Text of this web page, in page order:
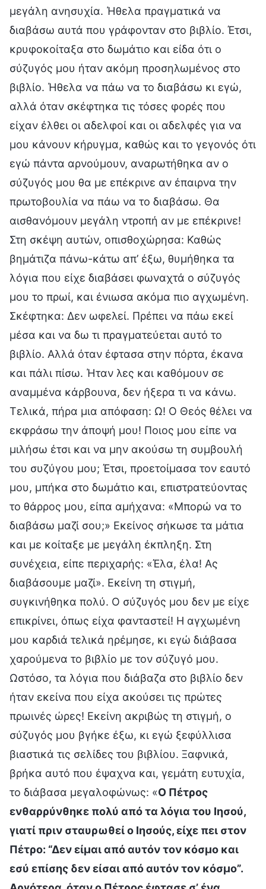
μεγάλη ανησυχία. Ήθελα πραγματικά να
διαβάσω αυτά που γράφονταν στο βιβλίο. Έτσι,
κρυφοκοίταξα στο δωμάτιο και είδα ότι ο
σύζυγός μου ήταν ακόμη προσηλωμένος στο
βιβλίο. Ήθελα να πάω να το διαβάσω κι εγώ,
αλλά όταν σκέφτηκα τις τόσες φορές που
είχαν έλθει οι αδελφοί και οι αδελφές για να
μου κάνουν κήρυγμα, καθώς και το γεγονός ότι
εγώ πάντα αρνούμουν, αναρωτήθηκα αν ο
σύζυγός μου θα με επέκρινε αν έπαιρνα την
πρωτοβουλία να πάω να το διαβάσω. Θα
αισθανόμουν μεγάλη ντροπή αν με επέκρινε!
Στη σκέψη αυτών, οπισθοχώρησα: Καθώς
βημάτιζα πάνω-κάτω απ’ έξω, θυμήθηκα τα
λόγια που είχε διαβάσει φωναχτά ο σύζυγός
μου το πρωί, και ένιωσα ακόμα πιο αγχωμένη.
Σκέφτηκα: Δεν ωφελεί. Πρέπει να πάω εκεί
μέσα και να δω τι πραγματεύεται αυτό το
βιβλίο. Αλλά όταν έφτασα στην πόρτα, έκανα
και πάλι πίσω. Ήταν λες και καθόμουν σε
αναμμένα κάρβουνα, δεν ήξερα τι να κάνω.
Τελικά, πήρα μια απόφαση: Ω! Ο Θεός θέλει να
εκφράσω την άποψή μου! Ποιος μου είπε να
μιλήσω έτσι και να μην ακούσω τη συμβουλή
του συζύγου μου; Έτσι, προετοίμασα τον εαυτό
μου, μπήκα στο δωμάτιο και, επιστρατεύοντας
το θάρρος μου, είπα αμήχανα: «Μπορώ να το
διαβάσω μαζί σου;» Εκείνος σήκωσε τα μάτια
και με κοίταξε με μεγάλη έκπληξη. Στη
συνέχεια, είπε περιχαρής: «Έλα, έλα! Ας
διαβάσουμε μαζί». Εκείνη τη στιγμή,
συγκινήθηκα πολύ. Ο σύζυγός μου δεν με είχε
επικρίνει, όπως είχα φανταστεί! Η αγχωμένη
μου καρδιά τελικά ηρέμησε, κι εγώ διάβασα
χαρούμενα το βιβλίο με τον σύζυγό μου.
Ωστόσο, τα λόγια που διάβαζα στο βιβλίο δεν
ήταν εκείνα που είχα ακούσει τις πρώτες
πρωινές ώρες! Εκείνη ακριβώς τη στιγμή, ο
σύζυγός μου βγήκε έξω, κι εγώ ξεφύλλισα
βιαστικά τις σελίδες του βιβλίου. Ξαφνικά,
βρήκα αυτό που έψαχνα και, γεμάτη ευτυχία,
το διάβασα μεγαλοφώνως: «Ο Πέτρος
ενθαρρύνθηκε πολύ από τα λόγια του Ιησού,
γιατί πριν σταυρωθεί ο Ιησούς, είχε πει στον
Πέτρο: “Δεν είμαι από αυτόν τον κόσμο και
εσύ επίσης δεν είσαι από αυτόν τον κόσμο”.